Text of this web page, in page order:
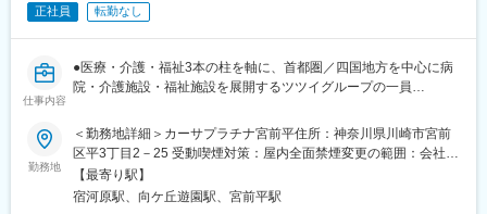
ます。
お客様の声により素早く対応し、MDSが身近な存在となるために
設立された職種です。製品の受入検査や出荷検査などを行う“エン
る“フロント系”のポジション、生産管理や購買を担う“バックオフ
ィス系”の3つのポジションに分かれていることが特徴です。志向
性や得意分野に合わせて活躍できます。
正社員 転勤なし
仕事内容
●医療・介護・福祉3本の柱を軸に、首都圏／四国地方を中心に病
院・介護施設・福祉施設を展開するツツイグループの一員
サービスを提供しています。
■業務内容：
医療・介護・福祉の総合メディケアグループの一員である当社が
運営する介護付有料老人ホームカーサプラチナ見宮前平の施設長
勤務地
＜勤務地詳細＞カーサプラチナ宮前平住所：神奈川県川崎市宮前
区平3丁目2－25 受動喫煙対策：屋内全面禁煙変更の範囲：会社の
定める事業所
【最寄り駅】
宿河原駅、向ケ丘遊園駅、宮前平駅